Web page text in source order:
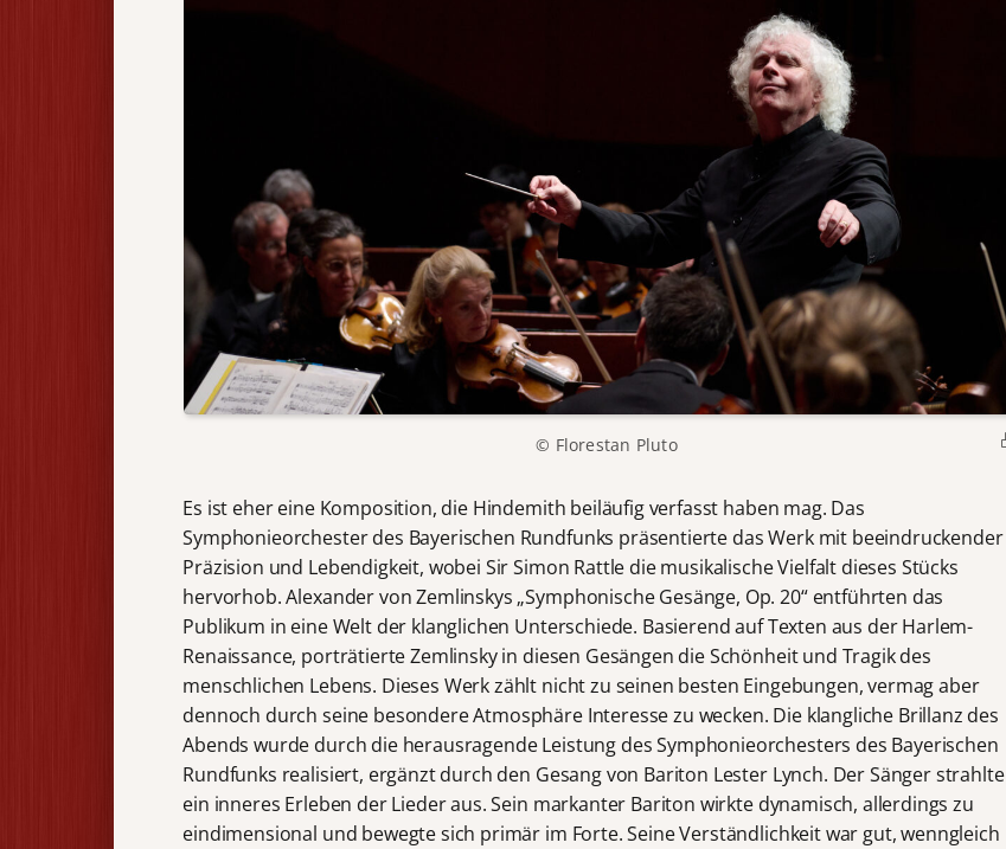
© Florestan Pluto
Es ist eher eine Komposition, die Hindemith beiläufig verfasst haben mag. Das
Symphonieorchester des Bayerischen Rundfunks präsentierte das Werk mit beeindruckender
Präzision und Lebendigkeit, wobei Sir Simon Rattle die musikalische Vielfalt dieses Stücks
hervorhob. Alexander von Zemlinskys „Symphonische Gesänge, Op. 20“ entführten das
Publikum in eine Welt der klanglichen Unterschiede. Basierend auf Texten aus der Harlem-
Renaissance, porträtierte Zemlinsky in diesen Gesängen die Schönheit und Tragik des
menschlichen Lebens. Dieses Werk zählt nicht zu seinen besten Eingebungen, vermag aber
dennoch durch seine besondere Atmosphäre Interesse zu wecken. Die klangliche Brillanz des
Abends wurde durch die herausragende Leistung des Symphonieorchesters des Bayerischen
Rundfunks realisiert, ergänzt durch den Gesang von Bariton Lester Lynch. Der Sänger strahlte
ein inneres Erleben der Lieder aus. Sein markanter Bariton wirkte dynamisch, allerdings zu
eindimensional und bewegte sich primär im Forte. Seine Verständlichkeit war gut, wenngleich